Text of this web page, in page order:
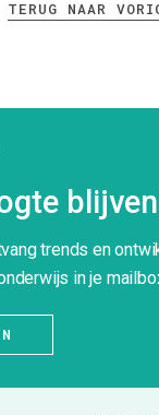
TERUG NAAR
trends en
in je